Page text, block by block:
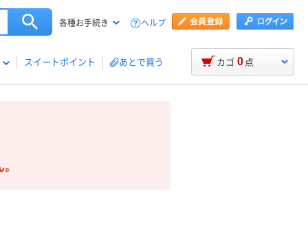
各種お手続き ヘルプ
スイートポイント あとで買う カゴ 0 点